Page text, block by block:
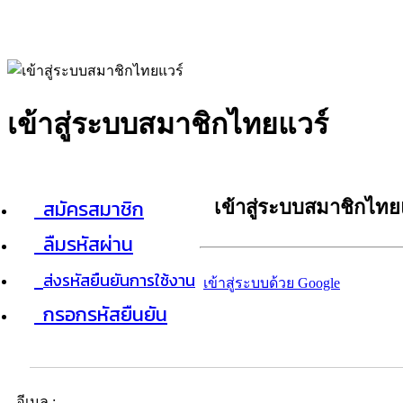
เข้าสู่ระบบสมาชิกไทยแวร์
สมัครสมาชิก
ลืมรหัสผ่าน
ส่งรหัสยืนยันการใช้งาน
กรอกรหัสยืนยัน
เข้าสู่ระบบสมาชิกไท
เข้าสู่ระบบด้วย Google